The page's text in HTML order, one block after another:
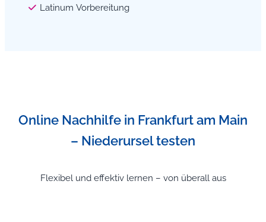
Latinum Vorbereitung
Online Nachhilfe in Frankfurt am Main
– Niederursel testen
Flexibel und effektiv lernen – von überall aus